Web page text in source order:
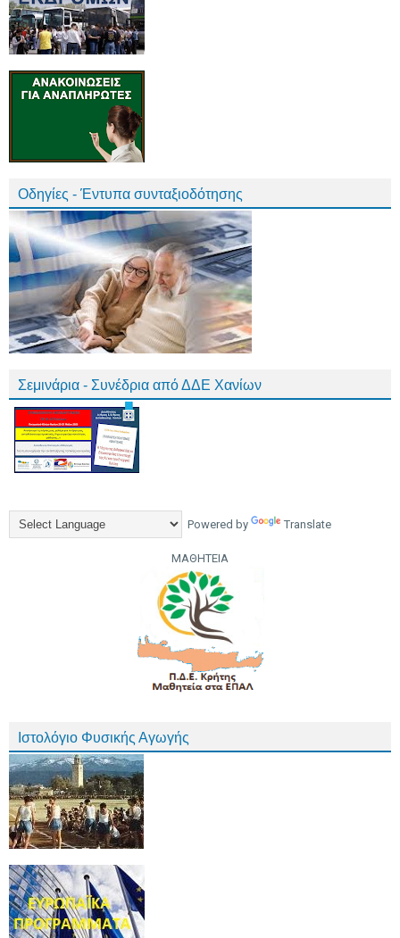
Οδηγίες - Έντυπα συνταξιοδότησης
Σεμινάρια - Συνέδρια από ΔΔΕ Χανίων
Powered by Translate
ΜΑΘΗΤΕΙΑ
Ιστολόγιο Φυσικής Αγωγής